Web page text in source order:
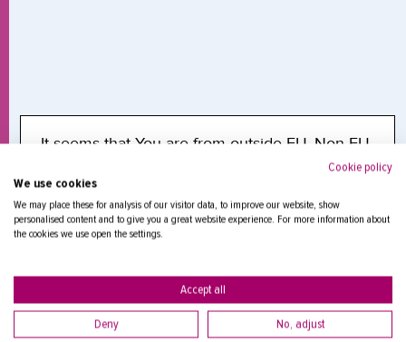
It seems that You are from outside EU. Non EU-
students are eligible to apply for tailor-made
vocational programs. The non-EU programs are
always done in collaboration with a local
partner.Read more.
Lisätiedot
Lisätietoa voit kysyä:
Cookie policy
We use cookies
We may place these for analysis of our visitor data, to improve our website, show
personalised content and to give you a great website experience. For more information about
the cookies we use open the settings.
Accept all
Deny No, adjust